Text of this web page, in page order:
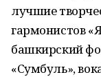
лучшие
гармонистов
башкирский
«Сумбуль»,